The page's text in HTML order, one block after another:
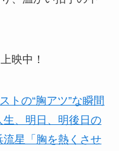
映中！